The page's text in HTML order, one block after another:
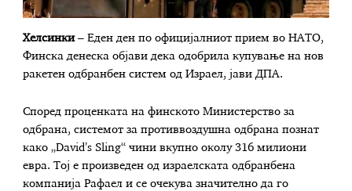
Хелсинки– Еден ден по официјалниот прием во НАТО,
Финска денеска објави дека одобрила купување на нов
ракетен одбранбен систем од Израел, јави ДПА.
Според проценката на финското Министерство за
одбрана, системот за противвоздушна одбрана познат
како „David’s Sling“ чини вкупно околу 316 милиони
евра. Тој е произведен од израелската одбранбена
компанија Рафаел и се очекува значително да го